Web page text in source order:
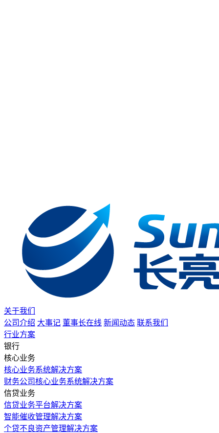
关于我们
公司介绍 大事记 董事长在线 新闻动态 联系我们
行业方案
银行
核心业务
核心业务系统解决方案
财务公司核心业务系统解决方案
信贷业务
信贷业务平台解决方案
智能催收管理解决方案
个贷不良资产管理解决方案